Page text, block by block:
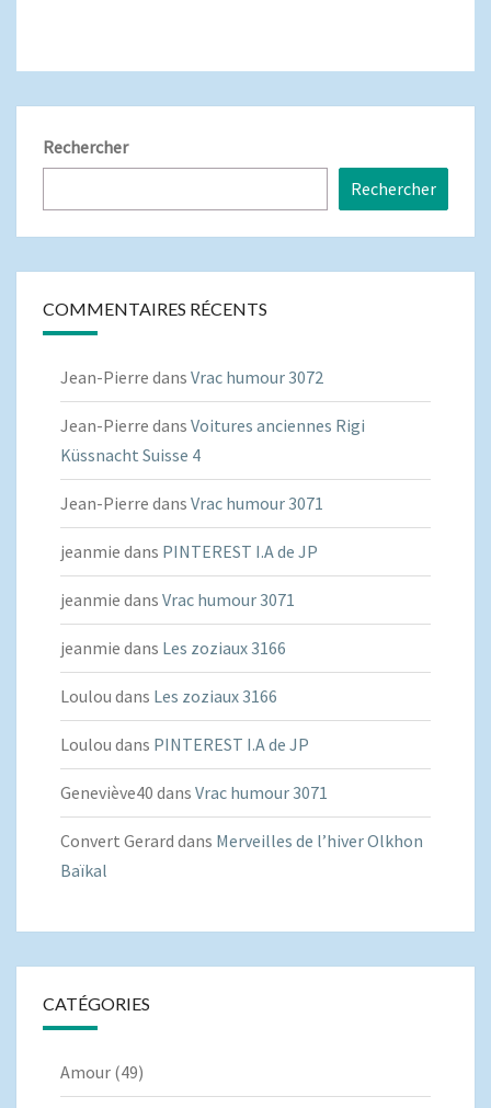
Rechercher
Rechercher
COMMENTAIRES RÉCENTS
Jean-Pierre dans Vrac humour 3072
Jean-Pierre dans Voitures anciennes Rigi
Küssnacht Suisse 4
Jean-Pierre dans Vrac humour 3071
jeanmie dans PINTEREST I.A de JP
jeanmie dans Vrac humour 3071
jeanmie dans Les zoziaux 3166
Loulou dans Les zoziaux 3166
Loulou dans PINTEREST I.A de JP
Geneviève40 dans Vrac humour 3071
Convert Gerard dans Merveilles de l’hiver Olkhon
Baïkal
CATÉGORIES
Amour (49)